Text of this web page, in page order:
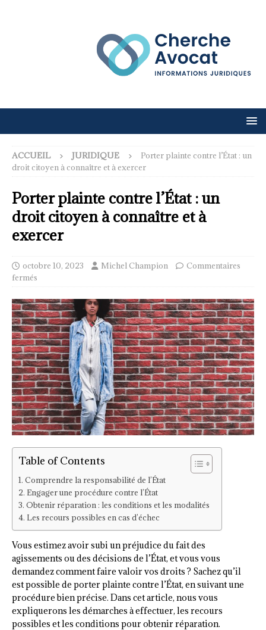
ACCUEIL JURIDIQUE
Porter plainte contre l’État : un
droit citoyen à connaître et à exercer
Porter plainte contre l’État : un
droit citoyen à connaître et à
exercer
octobre 10, 2023 Michel Champion
Commentaires
fermés
Table of Contents
Comprendre la responsabilité de l’État
Engager une procédure contre l’État
Obtenir réparation : les conditions et les modalités
Les recours possibles en cas d’échec
Vous estimez avoir subi un préjudice du fait des
agissements ou des décisions de l’État, et vous vous
demandez comment faire valoir vos droits ? Sachez qu’il
est possible de porter plainte contre l’État, en suivant une
procédure bien précise. Dans cet article, nous vous
expliquerons les démarches à effectuer, les recours
possibles et les conditions pour obtenir réparation.